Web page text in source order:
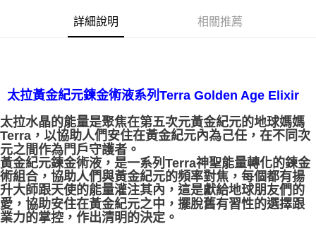
詳細說明 相關推薦
太拉黃金紀元鍊金術液系列Terra Golden Age Elixir
太拉水晶的能量是聚焦在第五次元黃金紀元的地球媽媽
Terra，以協助人們安住在黃金紀元內為己任，在不同次
元之間作為門戶守護者。
黃金紀元鍊金術液，是一系列Terra神聖能量轉化的鍊金
術組合，協助人們與黃金紀元的頻率對焦，每個都有揚
升大師跟天使的能量灌注其內，這是獻給地球朋友們的
愛，協助安住在黃金紀元之中，擺脫舊有習性的選擇跟
業力的掌控，作出清明的決定。